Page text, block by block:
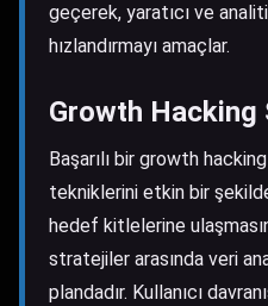
geçerek, yaratıcı ve
hızlandırmayı amaçlar.
Growth
Başarılı bir growth
tekniklerini etkin bir
hedef kitlelerine
stratejiler arasında veri
plandadır. Kullanıcı